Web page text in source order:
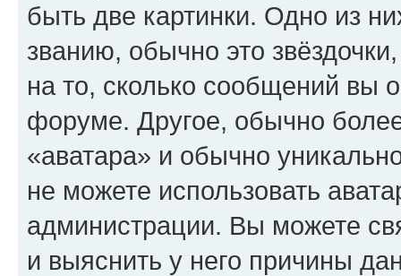
быть две картинки. Одно из
званию, обычно это
на то, сколько сообщений вы
форуме. Другое, обычно
«аватара» и обычно
не можете использовать
администрации. Вы можете
и выяснить у него причины